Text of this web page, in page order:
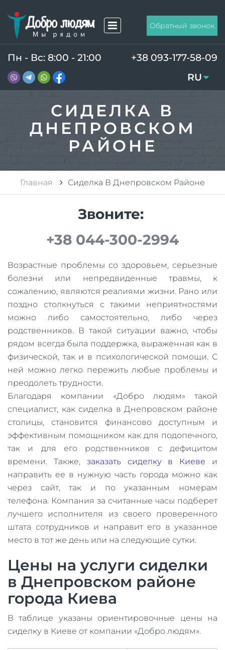
Обратный звонок
Пн - Вс: 8:00 - 21:00
+38 093-177-58-09
RU
UA
СИДЕЛКА В
ДНЕПРОВСКОМ
РАЙОНЕ
Главная Сиделка В Днепровском Районе
Звоните:
+38 044-300-2994
Возрастные проблемы со здоровьем, серьезные
болезни или непредвиденные травмы, к
сожалению, являются реалиями жизни. Рано или
поздно столкнуться с такими неприятностями
можно либо самостоятельно, либо через
родственников. В такой ситуации важно, чтобы
рядом всегда была поддержка, выраженная как в
физической, так и в психологической помощи. С
ней можно легко пережить любые проблемы и
преодолеть трудности.
Благодаря компании «Добро людям» такой
специалист, как сиделка в Днепровском районе
столицы, становится финансово доступным и
эффективным помощником как для подопечного,
так и для его родственников с дефицитом
времени. Также, заказать сиделку в Киеве и
направить ее в нужную часть города можно как
через сайт, так и по указанным номерам
телефона. Компания за считанные часы подберет
лучшего исполнителя из своего проверенного
штата сотрудников и направит его в указанное
место в тот же день или на следующие сутки.
Цены на услуги сиделки
в Днепровском районе
города Киева
В таблице указаны ориентировочные цены на
сиделку в Киеве от компании «Добро людям».